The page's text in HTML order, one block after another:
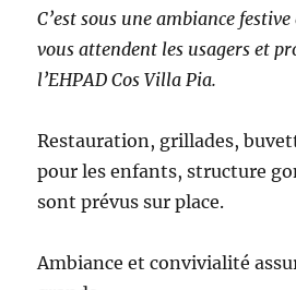
C’est sous une ambiance
vous attendent les usagers et
l’EHPAD Cos Villa Pia.
Restauration, grillades,
pour les enfants, structure
sont prévus sur place.
Ambiance et convivialité